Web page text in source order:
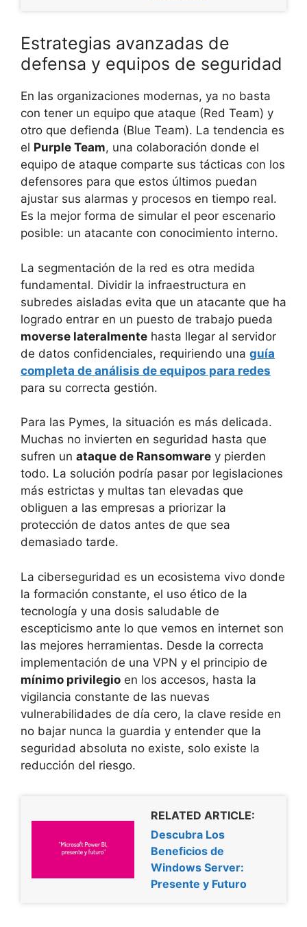
Estrategias avanzadas de
defensa y equipos de seguridad
En las organizaciones modernas, ya no basta
con tener un equipo que ataque (Red Team) y
otro que defienda (Blue Team). La tendencia es
el Purple Team, una colaboración donde el
equipo de ataque comparte sus tácticas con los
defensores para que estos últimos puedan
ajustar sus alarmas y procesos en tiempo real.
Es la mejor forma de simular el peor escenario
posible: un atacante con conocimiento interno.
La segmentación de la red es otra medida
fundamental. Dividir la infraestructura en
subredes aisladas evita que un atacante que ha
logrado entrar en un puesto de trabajo pueda
moverse lateralmente hasta llegar al servidor
de datos confidenciales, requiriendo una guía
completa de análisis de equipos para redes
para su correcta gestión.
Para las Pymes, la situación es más delicada.
Muchas no invierten en seguridad hasta que
sufren un ataque de Ransomware y pierden
todo. La solución podría pasar por legislaciones
más estrictas y multas tan elevadas que
obliguen a las empresas a priorizar la
protección de datos antes de que sea
demasiado tarde.
La ciberseguridad es un ecosistema vivo donde
la formación constante, el uso ético de la
tecnología y una dosis saludable de
escepticismo ante lo que vemos en internet son
las mejores herramientas. Desde la correcta
implementación de una VPN y el principio de
mínimo privilegio en los accesos, hasta la
vigilancia constante de las nuevas
vulnerabilidades de día cero, la clave reside en
no bajar nunca la guardia y entender que la
seguridad absoluta no existe, solo existe la
reducción del riesgo.
RELATED ARTICLE:
Descubra Los
Beneficios de
Windows Server:
Presente y Futuro